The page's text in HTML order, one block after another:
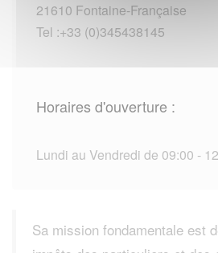
21610 Fontaine-Française
Tel :+33 (0)345438145
Horaires d'ouverture :
Lundi au Vendredi de 09:00 -
Sa mission fondamentale est